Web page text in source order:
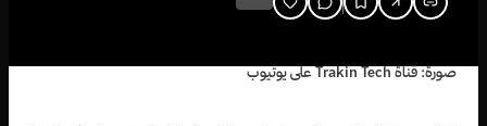
صورة: قناة Trakin Tech على يوتيوب